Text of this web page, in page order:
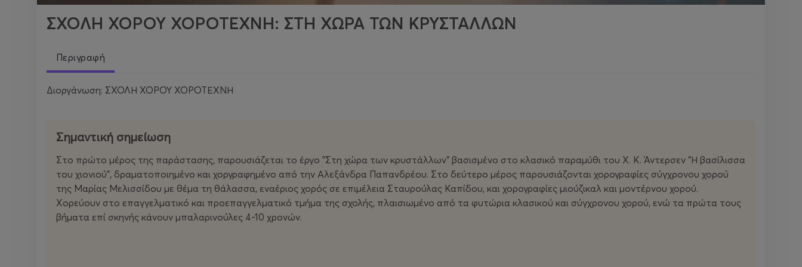
ΣΧΟΛΗ ΧΟΡΟΥ ΧΟΡΟΤΕΧΝΗ: ΣΤΗ ΧΩΡΑ ΤΩΝ ΚΡΥΣΤΑΛΛΩΝ
Περιγραφή
Διοργάνωση: ΣΧΟΛΗ ΧΟΡΟΥ ΧΟΡΟΤΕΧΝΗ
Σημαντική σημείωση
Στο πρώτο μέρος της παράστασης, παρουσιάζεται το έργο "Στη χώρα των κρυστάλλων" βασισμένο στο κλασικό παραμύθι του Χ. Κ. Άντερσεν "Η βασίλισσα
του χιονιού", δραματοποιημένο και χοργραφημένο από την Αλεξάνδρα Παπανδρέου. Στο δεύτερο μέρος παρουσιάζονται χορογραφίες σύγχρονου χορού
της Μαρίας Μελισσίδου με θέμα τη θάλασσα, εναέριος χορός σε επιμέλεια Σταυρούλας Καπίδου, και χορογραφίες μιούζικαλ και μοντέρνου χορού.
Χορεύουν στο επαγγελματικό και προεπαγγελματικό τμήμα της σχολής, πλαισιωμένο από τα φυτώρια κλασικού και σύγχρονου χορού, ενώ τα πρώτα τους
βήματα επί σκηνής κάνουν μπαλαρινούλες 4-10 χρονών.